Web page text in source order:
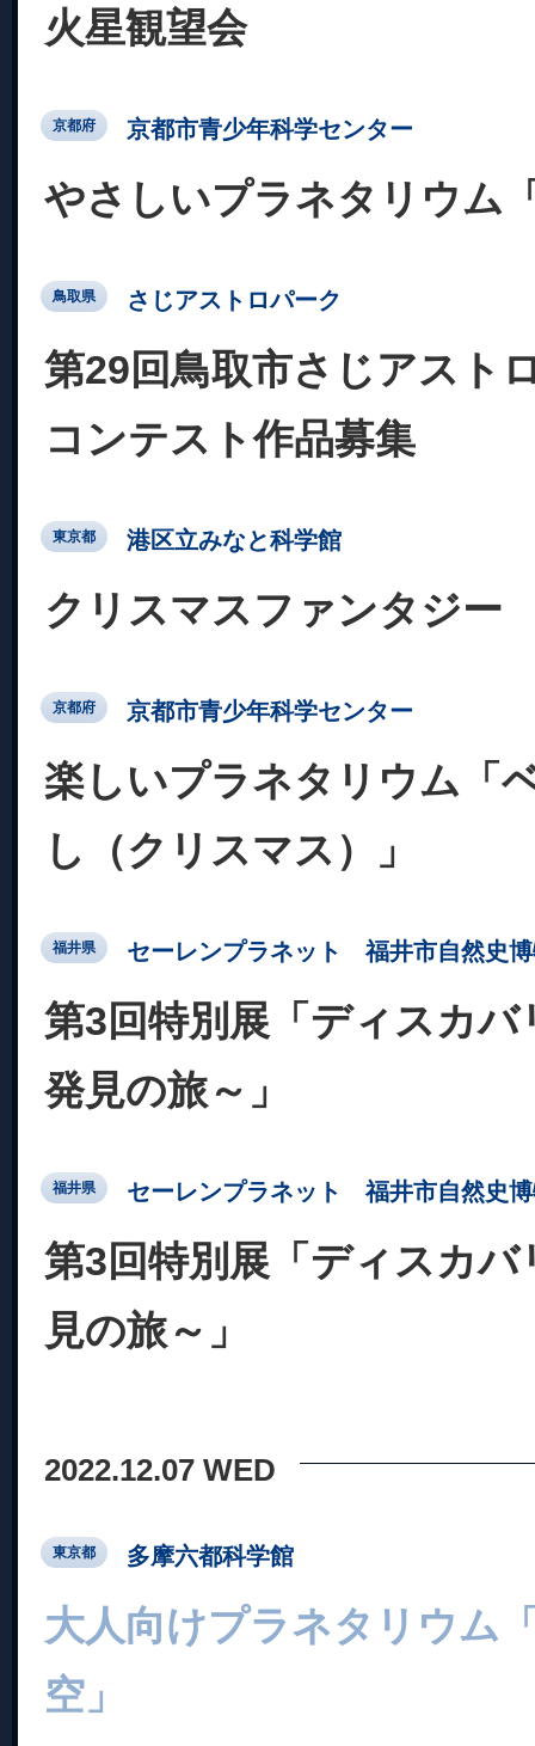
火星観望会
京都府 京都市青少年科学センター
やさしいプラネタリウム
鳥取県 さじアストロパーク
第29回鳥取市さじアスト
コンテスト作品募集
東京都 港区立みなと科学館
クリスマスファンタジー
京都府 京都市青少年科学センター
楽しいプラネタリウム「
し（クリスマス）」
福井県 セーレンプラネット 福井市自然史
第3回特別展「ディスカ
発見の旅～」
福井県 セーレンプラネット 福井市自然史
第3回特別展「ディスカ
見の旅～」
2022.12.07 WED
東京都 多摩六都科学館
大人向けプラネタリウム
空」